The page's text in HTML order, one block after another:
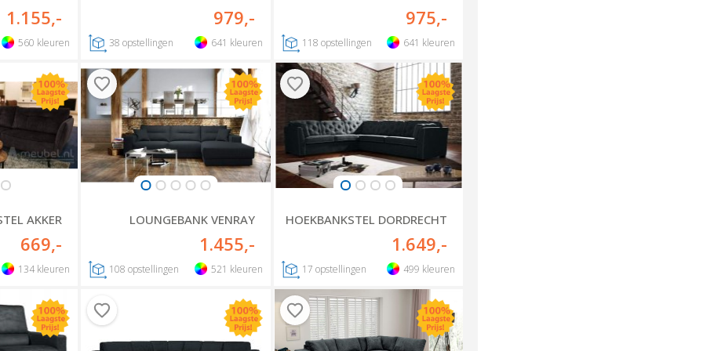
1.155,-
560 kleuren
979,-
38 opstellingen 641 kleuren
975,-
118 opstellingen 641 kleuren
AKKER
669,-
134 kleuren
LOUNGEBANK VENRAY
1.455,-
108 opstellingen 521 kleuren
HOEKBANKSTEL DORDRECHT
1.649,-
17 opstellingen 499 kleuren